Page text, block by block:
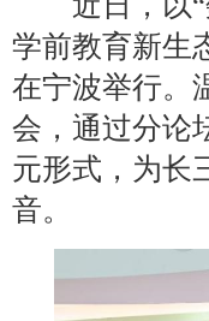
学前教育新生
在宁波举行。
会，通过分论
元形式，为长
音。